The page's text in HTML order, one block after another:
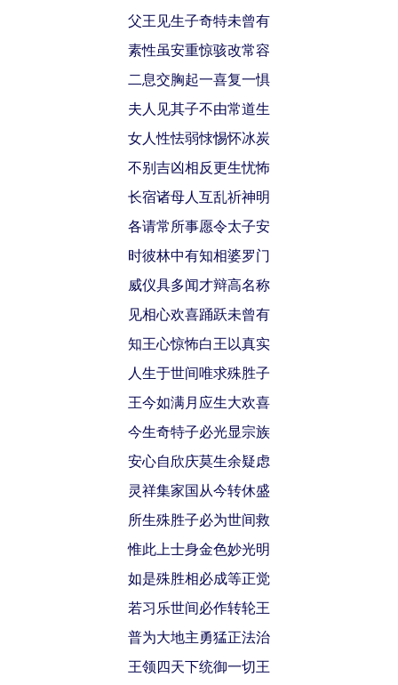
父王见生子奇特未曾有
素性虽安重惊骇改常容
二息交胸起一喜复一惧
夫人见其子不由常道生
女人性怯弱㤹惕怀冰炭
不别吉凶相反更生忧怖
长宿诸母人互乱祈神明
各请常所事愿令太子安
时彼林中有知相婆罗门
威仪具多闻才辩高名称
见相心欢喜踊跃未曾有
知王心惊怖白王以真实
人生于世间唯求殊胜子
王今如满月应生大欢喜
今生奇特子必光显宗族
安心自欣庆莫生余疑虑
灵祥集家国从今转休盛
所生殊胜子必为世间救
惟此上士身金色妙光明
如是殊胜相必成等正觉
若习乐世间必作转轮王
普为大地主勇猛正法治
王领四天下统御一切王